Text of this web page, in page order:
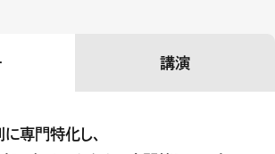
講演
専門特化し、